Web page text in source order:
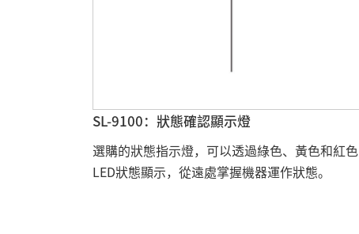
SL-9100：狀態確認顯示燈
選購的狀態指示燈，可以透過綠色、黃色和紅色
LED狀態顯示，從遠處掌握機器運作狀態。